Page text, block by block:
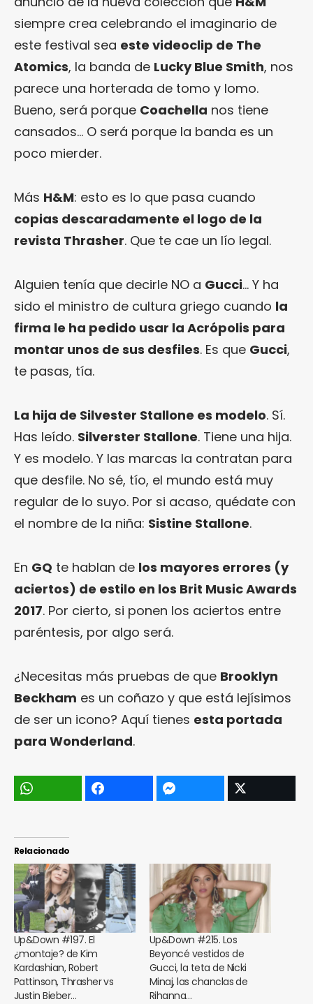
siempre crea celebrando el imaginario de
este festival sea este videoclip de The
Atomics, la banda de Lucky Blue Smith, nos
parece una horterada de tomo y lomo.
Bueno, será porque Coachella nos tiene
cansados… O será porque la banda es un
poco mierder.
Más H&M: esto es lo que pasa cuando
copias descaradamente el logo de la
revista Thrasher. Que te cae un lío legal.
Alguien tenía que decirle NO a Gucci… Y ha
sido el ministro de cultura griego cuando la
firma le ha pedido usar la Acrópolis para
montar unos de sus desfiles. Es que Gucci,
te pasas, tía.
La hija de Silvester Stallone es modelo. Sí.
Has leído. Silverster Stallone. Tiene una hija.
Y es modelo. Y las marcas la contratan para
que desfile. No sé, tío, el mundo está muy
regular de lo suyo. Por si acaso, quédate con
el nombre de la niña: Sistine Stallone.
En GQ te hablan de los mayores errores (y
aciertos) de estilo en los Brit Music Awards
2017. Por cierto, si ponen los aciertos entre
paréntesis, por algo será.
¿Necesitas más pruebas de que Brooklyn
Beckham es un coñazo y que está lejísimos
de ser un icono? Aquí tienes esta portada
para Wonderland.
Relacionado
Up&Down #197. El
¿montaje? de Kim
Kardashian, Robert
Pattinson, Thrasher vs
Justin Bieber…
Up&Down #215. Los
Beyoncé vestidos de
Gucci, la teta de Nicki
Minaj, las chanclas de
Rihanna…